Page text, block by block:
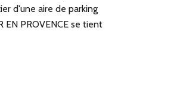
d'une aire de parking
PROVENCE se tient